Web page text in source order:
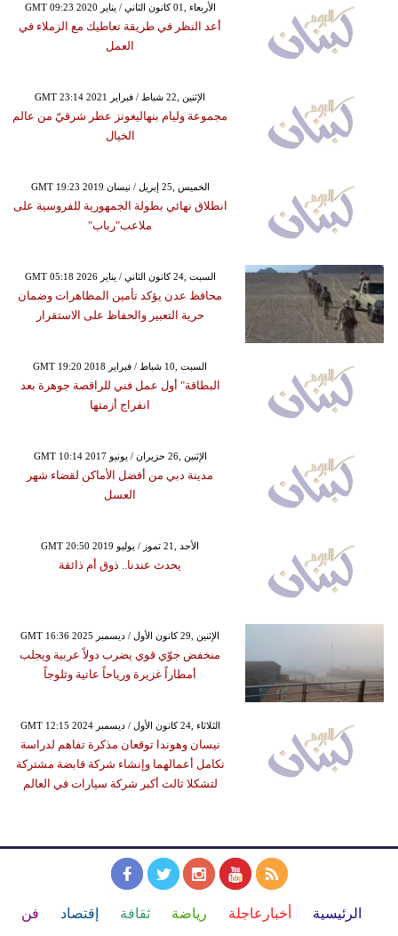
GMT 09:23 2020 الأربعاء ,01 كانون الثاني / يناير
أعد النظر في طريقة تعاطيك مع الزملاء في
العمل
GMT 23:14 2021 الإثنين ,22 شباط / فبراير
مجموعة وليام بنهاليغونز عطر شرقيّ من عالم
الخيال
GMT 19:23 2019 الخميس ,25 إبريل / نيسان
انطلاق نهائي بطولة الجمهورية للفروسية على
ملاعب"رباب"
GMT 05:18 2026 السبت ,24 كانون الثاني / يناير
محافظ عدن يؤكد تأمين المظاهرات وضمان
حرية التعبير والحفاظ على الاستقرار
GMT 19:20 2018 السبت ,10 شباط / فبراير
البطاقة" أول عمل فني للراقصة جوهرة بعد
انفراج أزمتها
GMT 10:14 2017 الإثنين ,26 حزيران / يونيو
مدينة دبي من أفضل الأماكن لقضاء شهر
العسل
GMT 20:50 2019 الأحد ,21 تموز / يوليو
يحدث عندنا.. ذوق أم ذائقة
GMT 16:36 2025 الإثنين ,29 كانون الأول / ديسمبر
منخفض جوّي قوي يضرب دولاً عربية ويجلب
أمطاراً غزيرة ورياحاً عاتية وثلوجاً
GMT 12:15 2024 الثلاثاء ,24 كانون الأول / ديسمبر
نيسان وهوندا توقعان مذكرة تفاهم لدراسة
تكامل أعمالهما وإنشاء شركة قابضة مشتركة
لتشكلا ثالث أكبر شركة سيارات في العالم
الرئيسية أخبارعاجلة رياضة ثقافة إقتصاد فن